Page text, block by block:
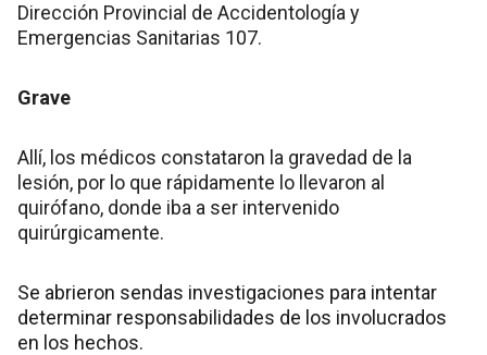
Dirección Provincial de Accidentología y
Emergencias Sanitarias 107.
Grave
Allí, los médicos constataron la gravedad de la
lesión, por lo que rápidamente lo llevaron al
quirófano, donde iba a ser intervenido
quirúrgicamente.
Se abrieron sendas investigaciones para intentar
determinar responsabilidades de los involucrados
en los hechos.